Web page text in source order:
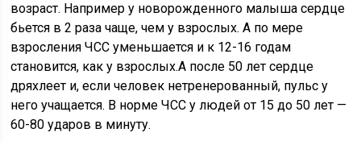
возраст. Например у новорожденного малыша сердце
бьется в 2 раза чаще, чем у взрослых. А по мере
взросления ЧСС уменьшается и к 12-16 годам
становится, как у взрослых.А после 50 лет сердце
дряхлеет и, если человек нетренерованный, пульс у
него учащается. В норме ЧСС у людей от 15 до 50 лет —
60-80 ударов в минуту.